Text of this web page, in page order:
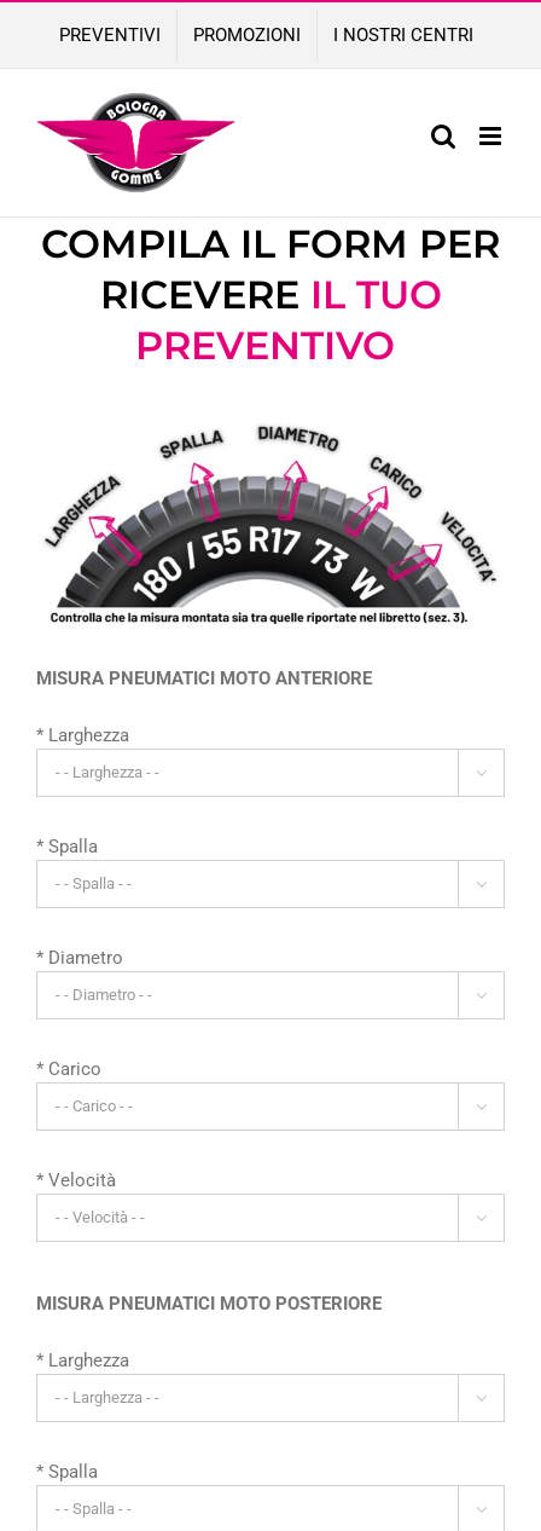
content
PREVENTIVI PROMOZIONI I NOSTRI CENTRI
COMPILA IL FORM PER
RICEVERE IL TUO
PREVENTIVO
MISURA PNEUMATICI MOTO ANTERIORE
* Larghezza

* Spalla

* Diametro

* Carico

* Velocità

MISURA PNEUMATICI MOTO POSTERIORE
* Larghezza

* Spalla
